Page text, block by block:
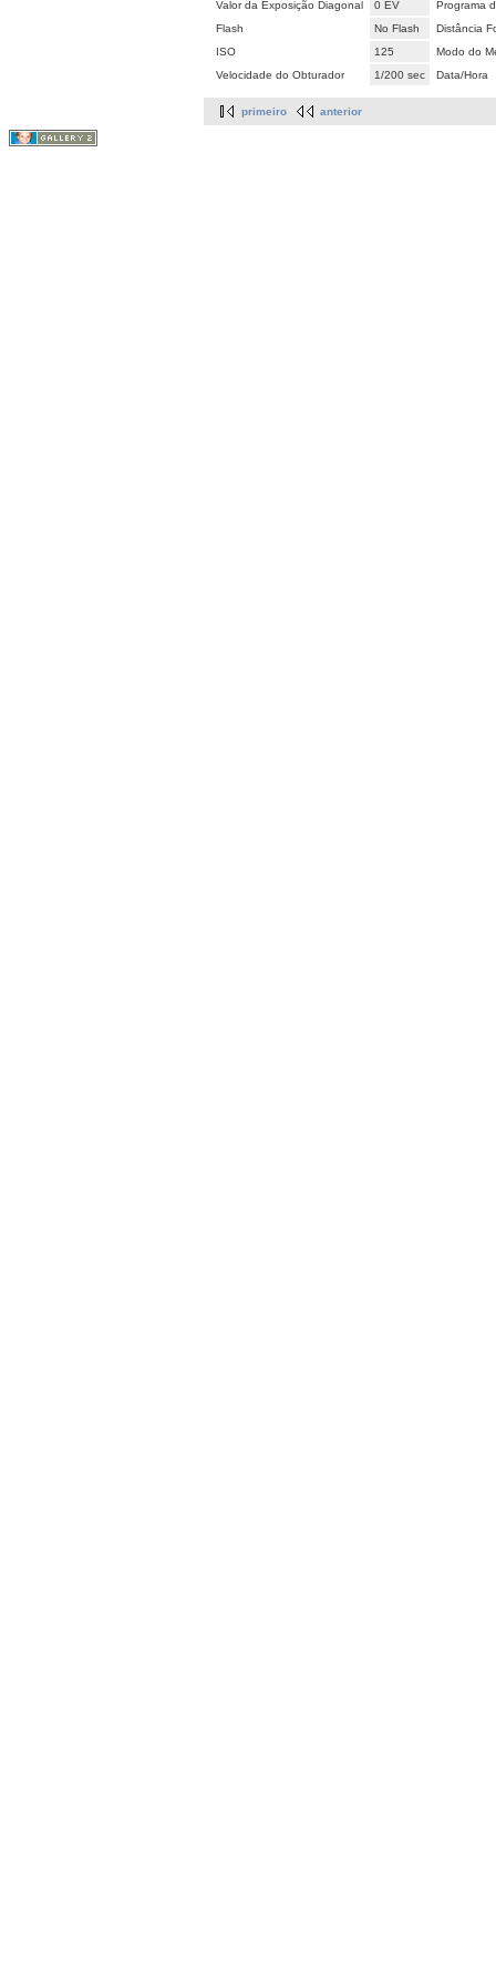
Valor da Exposição Diagonal 0 EV
Programa
Flash
No Flash
Distância
ISO
125
Modo do
Velocidade do Obturador
1/200 sec Data/Hora
primeiro anterior